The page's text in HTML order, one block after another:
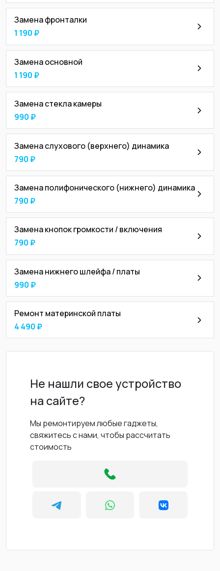
Замена фронталки
1 190 ₽
Замена основной
1 190 ₽
Замена стекла камеры
990 ₽
Замена слухового (верхнего) динамика
790 ₽
Замена полифонического (нижнего) динамика
790 ₽
Замена кнопок громкости / включения
790 ₽
Замена нижнего шлейфа / платы
990 ₽
Ремонт материнской платы
4 490 ₽
Не нашли свое устройство
на сайте?
Мы ремонтируем любые гаджеты,
свяжитесь с нами, чтобы рассчитать
стоимость